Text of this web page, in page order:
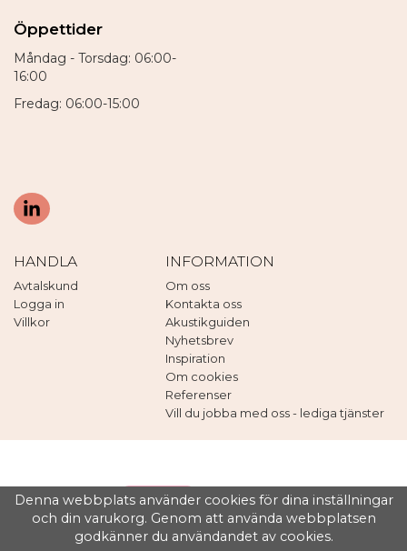
Öppettider
Måndag - Torsdag: 06:00-
16:00
Fredag: 06:00-15:00
HANDLA
Avtalskund
Logga in
Villkor
INFORMATION
Om oss
Kontakta oss
Akustikguiden
Nyhetsbrev
Inspiration
Om cookies
Referenser
Vill du jobba med oss - lediga tjänster
Denna webbplats använder cookies för dina inställningar
och din varukorg. Genom att använda webbplatsen
godkänner du användandet av cookies.